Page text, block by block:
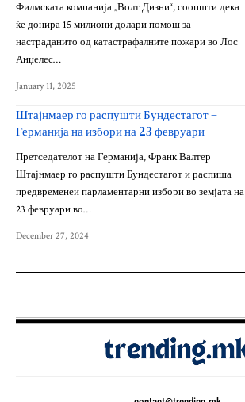
Филмската компанија „Волт Дизни“, соопшти дека
ќе донира 15 милиони долари помош за
настраданито од катастрафалните пожари во Лос
Анџелес…
January 11, 2025
Штајнмаер го распушти Бундестагот –
Германија на избори на 23 февруари
Претседателот на Германија, Франк Валтер
Штајнмаер го распушти Бундестагот и распиша
предвременеи парламентарни избори во земјата на
23 февруари во…
December 27, 2024